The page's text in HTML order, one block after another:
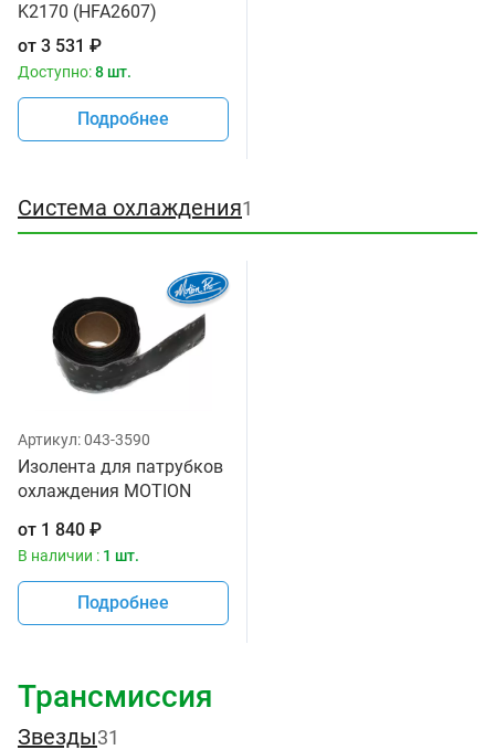
K2170 (HFA2607)
от 3 531 ₽
Доступно:8 шт.
Подробнее
Система охлаждения1
Артикул:043-3590
Изолента для патрубков
охлаждения MOTION
от 1 840 ₽
В наличии : 1 шт.
Подробнее
Трансмиссия
Звезды31